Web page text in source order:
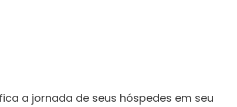
a jornada de seus hóspedes em seu